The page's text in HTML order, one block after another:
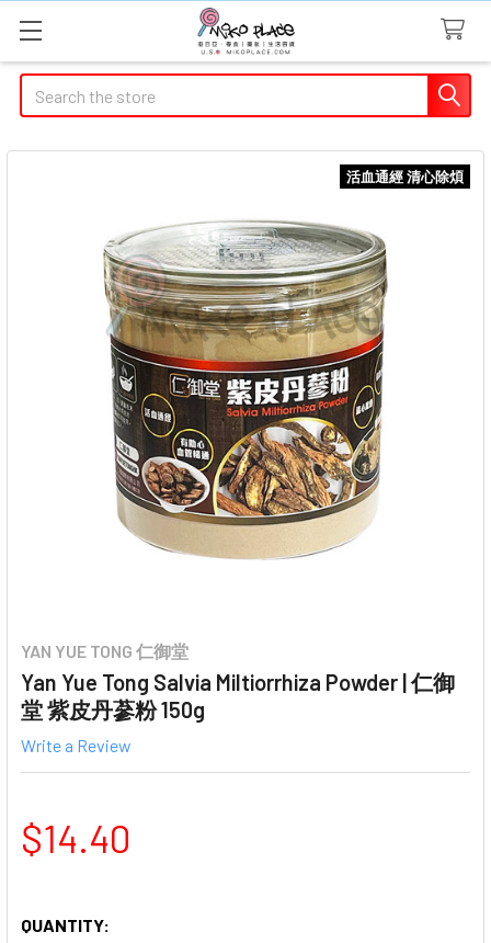
Search
YAN YUE TONG 仁御堂
Yan Yue Tong Salvia Miltiorrhiza Powder | 仁御
堂 紫皮丹蔘粉 150g
Write a Review
活血通經 清心除煩
$14.40
QUANTITY: